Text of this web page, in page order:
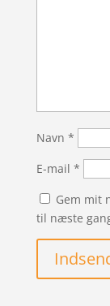
Navn *
E-mail *
Gem mit
til næste